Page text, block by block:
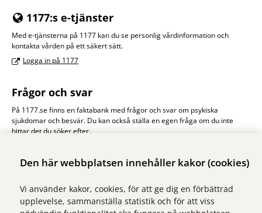
Den här webbplatsen innehåller kakor (cookies)
Vi använder kakor, cookies, för att ge dig en förbättrad
upplevelse, sammanställa statistik och för att viss
1177:s e-tjänster
Med e-tjänsterna på 1177 kan du se personlig vårdinformation och
kontakta vården på ett säkert sätt.
Logga in på 1177
Frågor och svar
På 1177.se finns en faktabank med frågor och svar om psykiska
sjukdomar och besvär. Du kan också ställa en egen fråga om du inte
hittar det du söker efter.